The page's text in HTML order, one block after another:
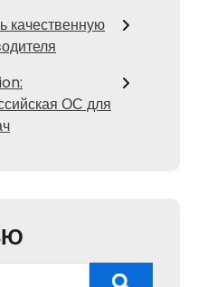
качественную
ОС для